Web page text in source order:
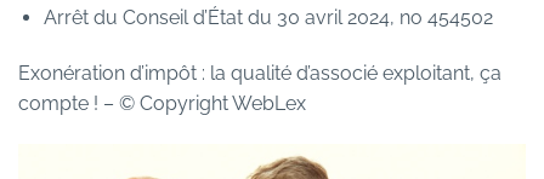
Arrêt du Conseil d’État du 30 avril 2024, no 454502
Exonération d’impôt : la qualité d’associé exploitant, ça
compte ! – © Copyright WebLex